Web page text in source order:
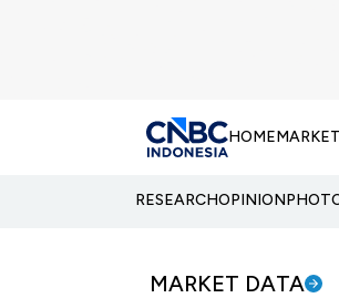
HOMEMARKET
RESEARCHOPINION
MARKET DATA